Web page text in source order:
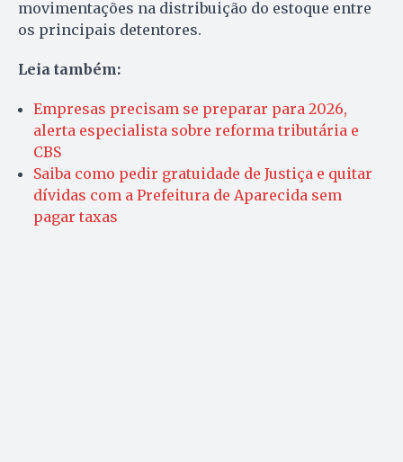
movimentações na distribuição do estoque entre
os principais detentores.
Leia também:
Empresas precisam se preparar para 2026,
alerta especialista sobre reforma tributária e
CBS
Saiba como pedir gratuidade de Justiça e quitar
dívidas com a Prefeitura de Aparecida sem
pagar taxas